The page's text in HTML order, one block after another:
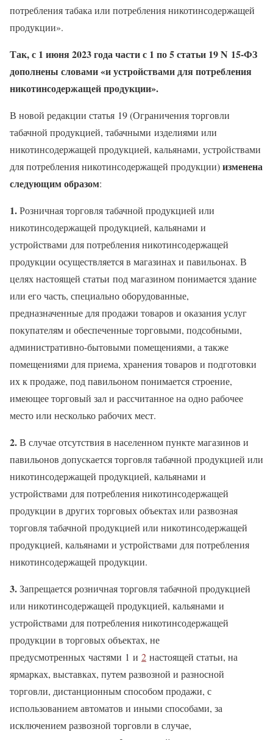
потребления табака или потребления никотинсодержащей
продукции».
Так, с 1 июня 2023 года части с 1 по 5 статьи 19 N 15-ФЗ
дополнены словами «и устройствами для потребления
никотинсодержащей продукции».
В новой редакции статья 19 (Ограничения торговли
табачной продукцией, табачными изделиями или
никотинсодержащей продукцией, кальянами, устройствами
для потребления никотинсодержащей продукции)изменена
следующим образом:
1.Розничная торговля табачной продукцией или
никотинсодержащей продукцией, кальянами и
устройствами для потребления никотинсодержащей
продукции осуществляется в магазинах и павильонах. В
целях настоящей статьи под магазином понимается здание
или его часть, специально оборудованные,
предназначенные для продажи товаров и оказания услуг
покупателям и обеспеченные торговыми, подсобными,
административно-бытовыми помещениями, а также
помещениями для приема, хранения товаров и подготовки
их к продаже, под павильоном понимается строение,
имеющее торговый зал и рассчитанное на одно рабочее
место или несколько рабочих мест.
2.В случае отсутствия в населенном пункте магазинов и
павильонов допускается торговля табачной продукцией или
никотинсодержащей продукцией, кальянами и
устройствами для потребления никотинсодержащей
продукции в других торговых объектах или развозная
торговля табачной продукцией или никотинсодержащей
продукцией, кальянами и устройствами для потребления
никотинсодержащей продукции.
3.Запрещается розничная торговля табачной продукцией
или никотинсодержащей продукцией, кальянами и
устройствами для потребления никотинсодержащей
продукции в торговых объектах, не
предусмотренных частями 1 и 2 настоящей статьи, на
ярмарках, выставках, путем развозной и разносной
торговли, дистанционным способом продажи, с
использованием автоматов и иными способами, за
исключением развозной торговли в случае,